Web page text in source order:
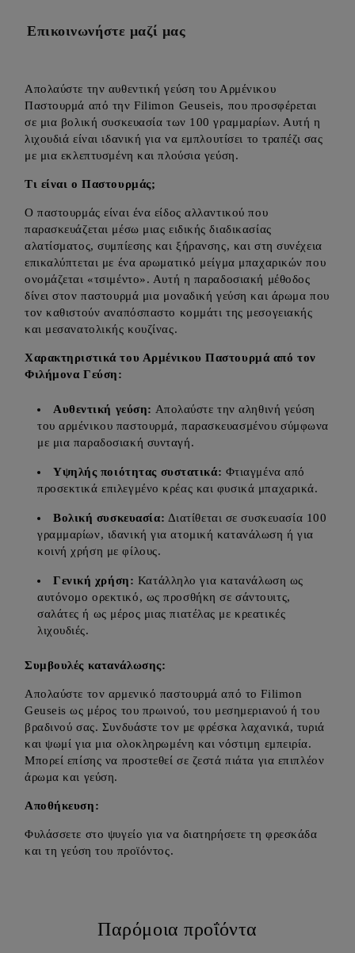
Επικοινωνήστε μαζί μας
Απολαύστε την αυθεντική γεύση του Αρμένικου
Παστουρμά από την Filimon Geuseis, που προσφέρεται
σε μια βολική συσκευασία των 100 γραμμαρίων. Αυτή η
λιχουδιά είναι ιδανική για να εμπλουτίσει το τραπέζι σας
με μια εκλεπτυσμένη και πλούσια γεύση.
Τι είναι ο Παστουρμάς;
Ο παστουρμάς είναι ένα είδος αλλαντικού που
παρασκευάζεται μέσω μιας ειδικής διαδικασίας
αλατίσματος, συμπίεσης και ξήρανσης, και στη συνέχεια
επικαλύπτεται με ένα αρωματικό μείγμα μπαχαρικών που
ονομάζεται «τσιμέντο». Αυτή η παραδοσιακή μέθοδος
δίνει στον παστουρμά μια μοναδική γεύση και άρωμα που
τον καθιστούν αναπόσπαστο κομμάτι της μεσογειακής
και μεσανατολικής κουζίνας.
Χαρακτηριστικά του Αρμένικου Παστουρμά από τον
Φιλήμονα Γεύση:
Αυθεντική γεύση: Απολαύστε την αληθινή γεύση
του αρμένικου παστουρμά, παρασκευασμένου σύμφωνα
με μια παραδοσιακή συνταγή.
Υψηλής ποιότητας συστατικά: Φτιαγμένα από
προσεκτικά επιλεγμένο κρέας και φυσικά μπαχαρικά.
Βολική συσκευασία: Διατίθεται σε συσκευασία 100
γραμμαρίων, ιδανική για ατομική κατανάλωση ή για
κοινή χρήση με φίλους.
Γενική χρήση: Κατάλληλο για κατανάλωση ως
αυτόνομο ορεκτικό, ως προσθήκη σε σάντουιτς,
σαλάτες ή ως μέρος μιας πιατέλας με κρεατικές
λιχουδιές.
Συμβουλές κατανάλωσης:
Απολαύστε τον αρμενικό παστουρμά από το Filimon
Geuseis ως μέρος του πρωινού, του μεσημεριανού ή του
βραδινού σας. Συνδυάστε τον με φρέσκα λαχανικά, τυριά
και ψωμί για μια ολοκληρωμένη και νόστιμη εμπειρία.
Μπορεί επίσης να προστεθεί σε ζεστά πιάτα για επιπλέον
άρωμα και γεύση.
Αποθήκευση:
Φυλάσσετε στο ψυγείο για να διατηρήσετε τη φρεσκάδα
και τη γεύση του προϊόντος.
Παρόμοια προΐόντα